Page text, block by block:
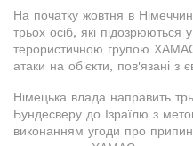
На початку жовтня в
трьох осіб, які підозрюються
терористичною групою
атаки на об'єкти, пов'язані з
Німецька влада направить
Бундесверу до Ізраїлю з
виконанням угоди про